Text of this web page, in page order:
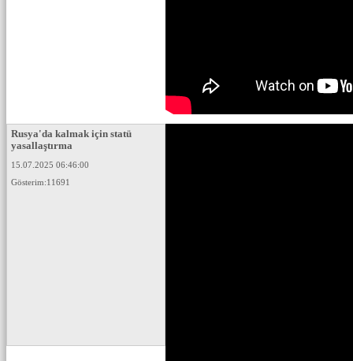
Rusya'da kalmak için statü
yasallaştırma
15.07.2025 06:46:00
Gösterim:11691